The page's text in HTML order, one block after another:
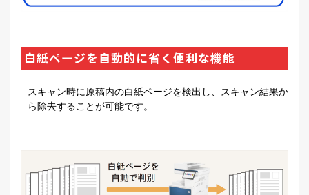
白紙ページを自動的に省く便利な機能
スキャン時に原稿内の白紙ページを検出し、スキャン結果か
ら除去することが可能です。